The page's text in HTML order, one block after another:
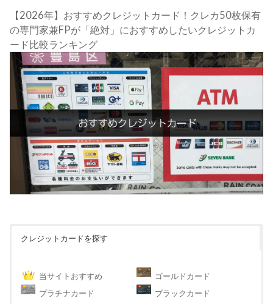
【2026年】おすすめクレジットカード！クレカ50枚保有
の専門家兼FPが「絶対」におすすめしたいクレジットカ
ード比較ランキング
クレジットカードを探す
当サイトおすすめ
ゴールドカード
プラチナカード
ブラックカード